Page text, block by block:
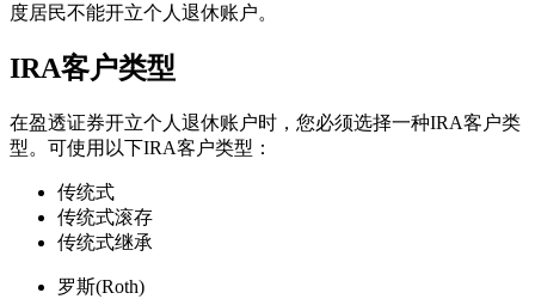
度居民不能开立个人退休账户。
IRA客户类型
在盈透证券开立个人退休账户时，您必须选择一种IRA客户类
型。可使用以下IRA客户类型：
传统式
传统式滚存
传统式继承
罗斯(Roth)